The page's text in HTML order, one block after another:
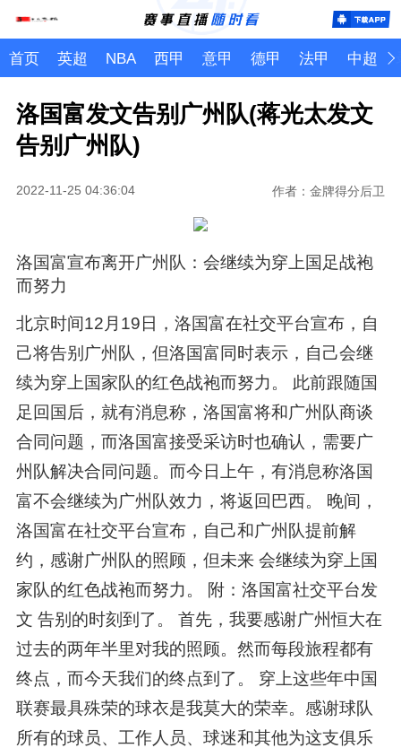
首页 英超 NBA 西甲 意甲 德甲 法甲 中超
洛国富发文告别广州队(蒋光太发文
告别广州队)
2022-11-25 04:36:04 作者：金牌得分后卫
洛国富宣布离开广州队：会继续为穿上国足战袍
而努力
北京时间12月19日，洛国富在社交平台宣布，自
己将告别广州队，但洛国富同时表示，自己会继
续为穿上国家队的红色战袍而努力。 此前跟随国
足回国后，就有消息称，洛国富将和广州队商谈
合同问题，而洛国富接受采访时也确认，需要广
州队解决合同问题。而今日上午，有消息称洛国
富不会继续为广州队效力，将返回巴西。 晚间，
洛国富在社交平台宣布，自己和广州队提前解
约，感谢广州队的照顾，但未来 会继续为穿上国
家队的红色战袍而努力。 附：洛国富社交平台发
文 告别的时刻到了。 首先，我要感谢广州恒大在
过去的两年半里对我的照顾。然而每段旅程都有
终点，而今天我们的终点到了。 穿上这些年中国
联赛最具殊荣的球衣是我莫大的荣幸。感谢球队
所有的球员、工作人员、球迷和其他为这支俱乐